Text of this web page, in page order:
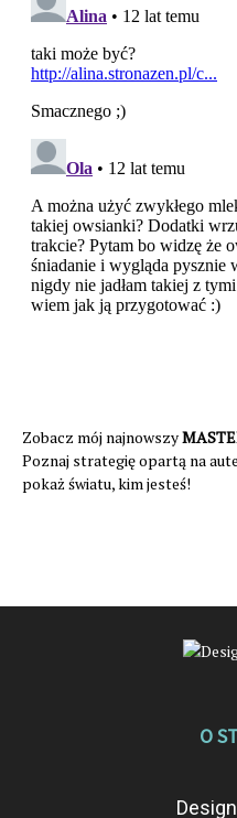
Zobacz mój najnowszy
Poznaj strategię opartą na
pokaż światu, kim jesteś!
O